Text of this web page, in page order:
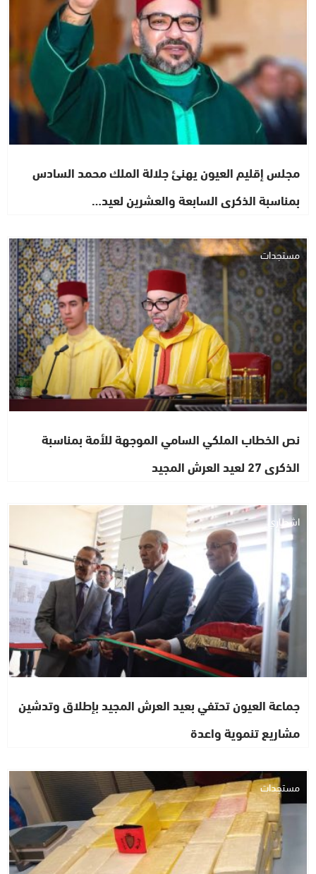
مجلس إقليم العيون يهنئ جلالة الملك محمد السادس
بمناسبة الذكرى السابعة والعشرين لعيد…
مستجدات
نص الخطاب الملكي السامي الموجهة للأمة بمناسبة
الذكرى 27 لعيد العرش المجيد
اشطاري
جماعة العيون تحتفي بعيد العرش المجيد بإطلاق وتدشين
مشاريع تنموية واعدة
مستجدات